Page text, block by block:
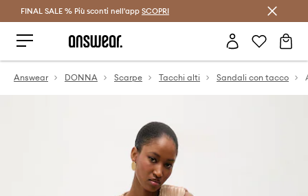
Risparmia con Answear Club >
FINAL SALE % Più sconti nell'app SCOPRI
Answear DONNA Scarpe Tacchi alti Sandali con tacco